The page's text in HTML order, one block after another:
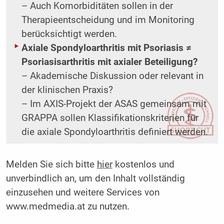
– Auch Komorbiditäten sollen in der
Therapieentscheidung und im Monitoring
berücksichtigt werden.
Axiale Spondyloarthritis mit Psoriasis ≠
Psoriasisarthritis mit axialer Beteiligung?
– Akademische Diskussion oder relevant in
der klinischen Praxis?
– Im AXIS-Projekt der ASAS gemeinsam mit
GRAPPA sollen Klassifikationskriterien für
die axiale Spondyloarthritis ­definiert werden.
Melden Sie sich bitte hierkostenlos und
unverbindlich an, um den Inhalt vollständig
einzusehen und weitere Services von
www.medmedia.at zu nutzen.